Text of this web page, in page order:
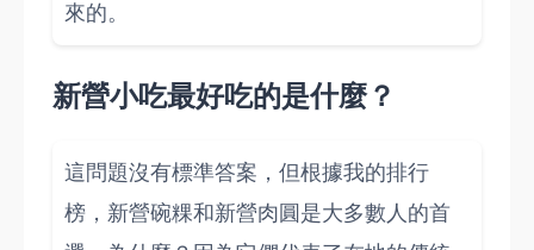
來的。
新營小吃最好吃的是什麼？
這問題沒有標準答案，但根據我的排行
榜，新營碗粿和新營肉圓是大多數人的首